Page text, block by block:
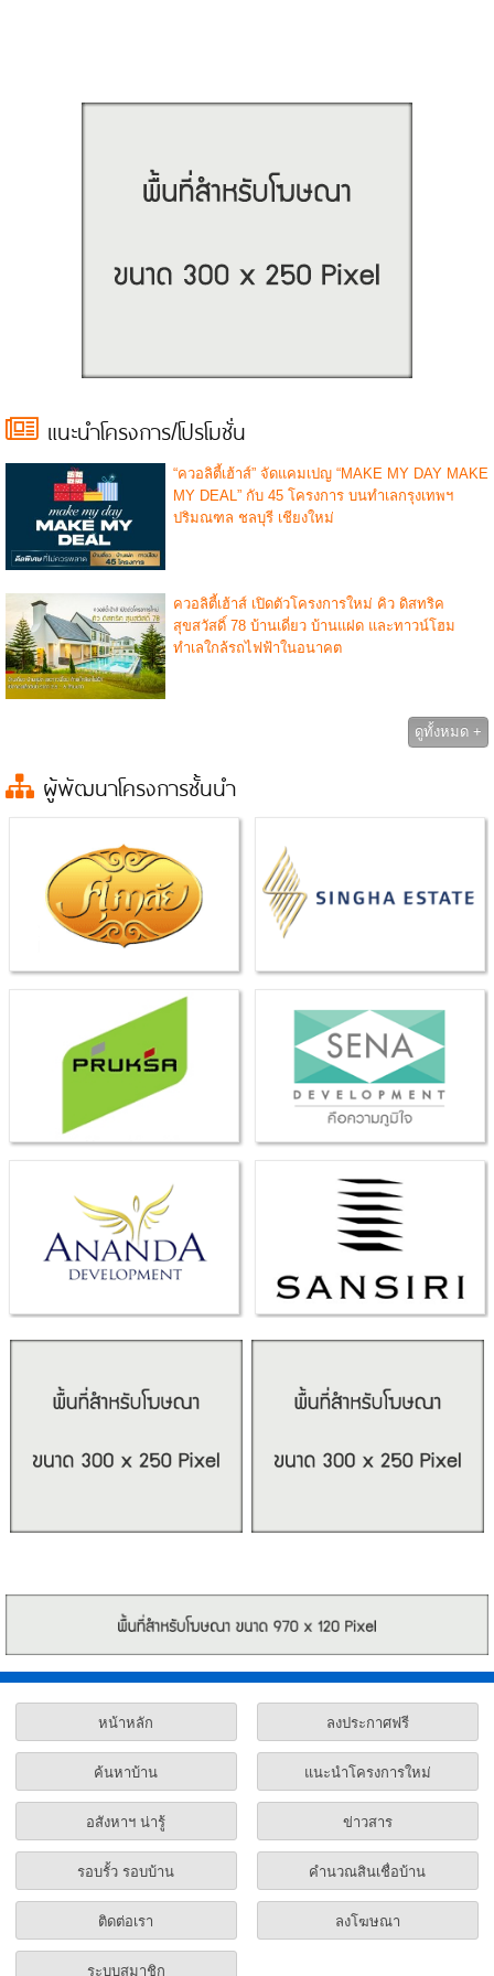
แนะนำโครงการ/โปรโมชั่น
“ควอลิตี้เฮ้าส์” จัดแคมเปญ “MAKE MY DAY MAKE
MY DEAL” กับ 45 โครงการ บนทำเลกรุงเทพฯ
ปริมณฑล ชลบุรี เชียงใหม่
ควอลิตี้เฮ้าส์ เปิดตัวโครงการใหม่ คิว ดิสทริค
สุขสวัสดิ์ 78 บ้านเดี่ยว บ้านแฝด และทาวน์โฮม
ทำเลใกล้รถไฟฟ้าในอนาคต
ดูทั้งหมด +
ผู้พัฒนาโครงการชั้นนำ
หน้าหลัก ลงประกาศฟรี
ค้นหาบ้าน แนะนำโครงการใหม่
อสังหาฯ น่ารู้ ข่าวสาร
รอบรั้ว รอบบ้าน คำนวณสินเชื่อบ้าน
ติดต่อเรา ลงโฆษณา
ระบบสมาชิก